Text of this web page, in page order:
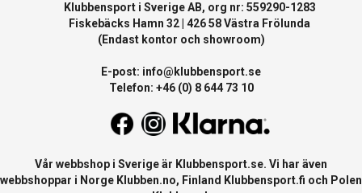
Klubbensport i Sverige AB, org nr: 559290-1283
Fiskebäcks Hamn 32 | 426 58 Västra Frölunda
(Endast kontor och showroom)
E-post: info@klubbensport.se
Telefon: +46 (0) 8 644 73 10
Vår webbshop i Sverige är Klubbensport.se. Vi har även
webbshoppar i Norge Klubben.no, Finland Klubbensport.fi och Polen